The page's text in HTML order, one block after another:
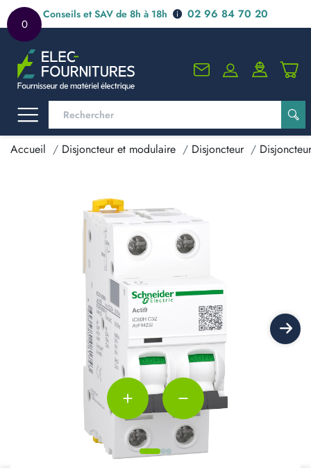
0
Conseils et SAV de 8h à 18h 02 96 84 70 20
Accueil Disjoncteur et modulaire Disjoncteur
add remove